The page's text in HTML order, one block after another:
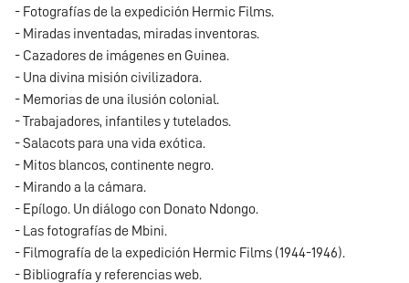
- Fotografías de la expedición Hermic Films.
- Miradas inventadas, miradas inventoras.
- Cazadores de imágenes en Guinea.
- Una divina misión civilizadora.
- Memorias de una ilusión colonial.
- Trabajadores, infantiles y tutelados.
- Salacots para una vida exótica.
- Mitos blancos, continente negro.
- Mirando a la cámara.
- Epílogo. Un diálogo con Donato Ndongo.
- Las fotografías de Mbini.
- Filmografía de la expedición Hermic Films (1944-1946).
- Bibliografía y referencias web.